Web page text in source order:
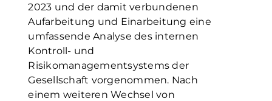
2023 und der damit verbundenen
Aufarbeitung und Einarbeitung eine
umfassende Analyse des internen
Kontroll- und
Risikomanagementsystems der
Gesellschaft vorgenommen. Nach
einem weiteren Wechsel von